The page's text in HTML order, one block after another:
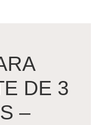
DE 3
–